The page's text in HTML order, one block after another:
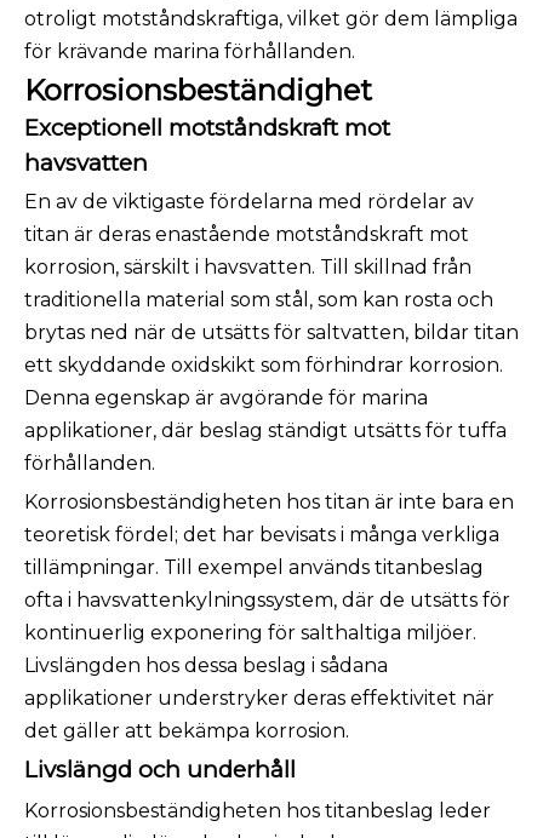
otroligt motståndskraftiga, vilket gör dem lämpliga
för krävande marina förhållanden.
Korrosionsbeständighet
Exceptionell motståndskraft mot
havsvatten
En av de viktigaste fördelarna med rördelar av
titan är deras enastående motståndskraft mot
korrosion, särskilt i havsvatten. Till skillnad från
traditionella material som stål, som kan rosta och
brytas ned när de utsätts för saltvatten, bildar titan
ett skyddande oxidskikt som förhindrar korrosion.
Denna egenskap är avgörande för marina
applikationer, där beslag ständigt utsätts för tuffa
förhållanden.
Korrosionsbeständigheten hos titan är inte bara en
teoretisk fördel; det har bevisats i många verkliga
tillämpningar. Till exempel används titanbeslag
ofta i havsvattenkylningssystem, där de utsätts för
kontinuerlig exponering för salthaltiga miljöer.
Livslängden hos dessa beslag i sådana
applikationer understryker deras effektivitet när
det gäller att bekämpa korrosion.
Livslängd och underhåll
Korrosionsbeständigheten hos titanbeslag leder